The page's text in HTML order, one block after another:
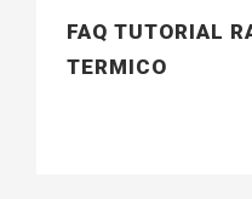
FAQ TUTORIAL
TERMICO